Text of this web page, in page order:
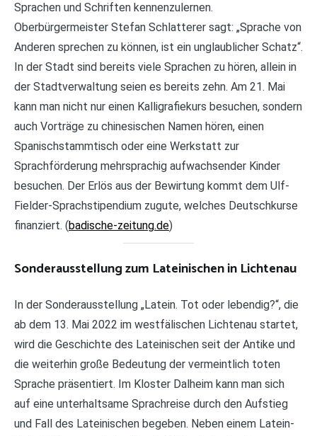
Sprachen und Schriften kennenzulernen.
Oberbürgermeister Stefan Schlatterer sagt: „Sprache von
Anderen sprechen zu können, ist ein unglaublicher Schatz“.
In der Stadt sind bereits viele Sprachen zu hören, allein in
der Stadtverwaltung seien es bereits zehn. Am 21. Mai
kann man nicht nur einen Kalligrafiekurs besuchen, sondern
auch Vorträge zu chinesischen Namen hören, einen
Spanischstammtisch oder eine Werkstatt zur
Sprachförderung mehrsprachig aufwachsender Kinder
besuchen. Der Erlös aus der Bewirtung kommt dem Ulf-
Fielder-Sprachstipendium zugute, welches Deutschkurse
finanziert. (badische-zeitung.de)
Sonderausstellung zum Lateinischen in Lichtenau
In der Sonderausstellung „Latein. Tot oder lebendig?“, die
ab dem 13. Mai 2022 im westfälischen Lichtenau startet,
wird die Geschichte des Lateinischen seit der Antike und
die weiterhin große Bedeutung der vermeintlich toten
Sprache präsentiert. Im Kloster Dalheim kann man sich
auf eine unterhaltsame Sprachreise durch den Aufstieg
und Fall des Lateinischen begeben. Neben einem Latein-